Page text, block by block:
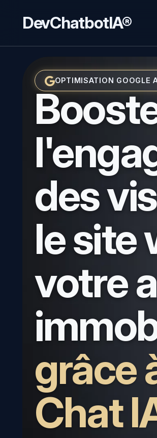
DevChatbotIA®
OPTIMISATION GOOGLE
des
le site
votre
grâce
Chat